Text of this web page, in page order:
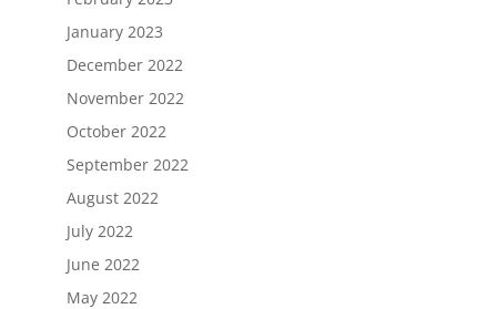
January 2023
December 2022
November 2022
October 2022
September 2022
August 2022
July 2022
June 2022
May 2022